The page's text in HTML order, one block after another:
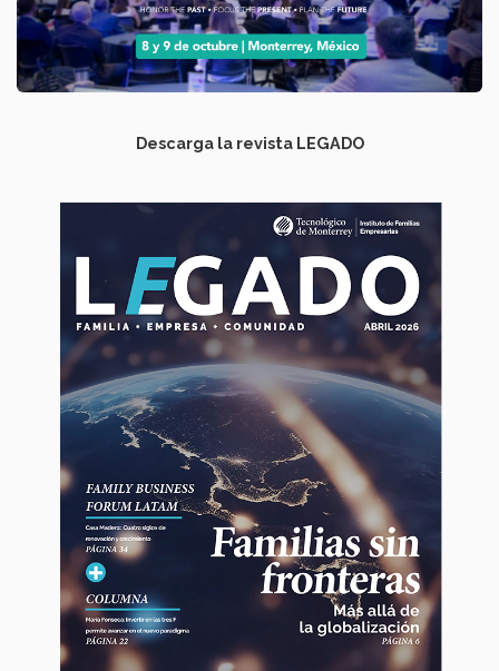
Descarga la revista LEGADO